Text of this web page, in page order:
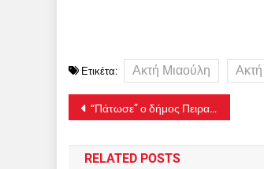
Ετικέτα: Ακτή Μιαούλη
Πλοήγηση
άρθρων
“Πάτωσε” ο δήμος Πειραιά στην αξιολόγηση των πολιτών
RELATED POSTS